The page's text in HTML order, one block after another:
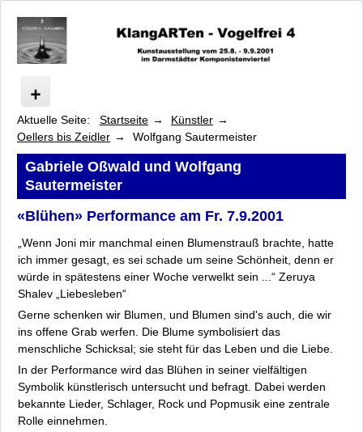
Vogelfrei
Programm
Künstler
Arsem bis Franke-Schafarczyk
Heilmann bis Neumark
Oellers bis Zeidler
Jeanette Oellers
Gabriele Oßwald
Inga Pickel
Susanne Radscheit
Uli Reukauf
Roger Rigorth
Wolfgang Sautermeister
Peter Schäck
Aktuelle Seite: Startseite
Künstler
Oellers bis Zeidler
Wolfgang Sautermeister
Gabriele Oßwald und Wolfgang
Sautermeister
«Blühen» Performance am Fr. 7.9.2001
„Wenn Joni mir manchmal einen Blumenstrauß brachte, hatte
ich immer gesagt, es sei schade um seine Schönheit, denn er
würde in spätestens einer Woche verwelkt sein ...“ Zeruya
Shalev „Liebesleben“
Gerne schenken wir Blumen, und Blumen sind's auch, die wir
ins offene Grab werfen. Die Blume symbolisiert das
menschliche Schicksal; sie steht für das Leben und die Liebe.
In der Performance wird das Blühen in seiner vielfältigen
Symbolik künstlerisch untersucht und befragt. Dabei werden
bekannte Lieder, Schlager, Rock und Popmusik eine zentrale
Rolle einnehmen.